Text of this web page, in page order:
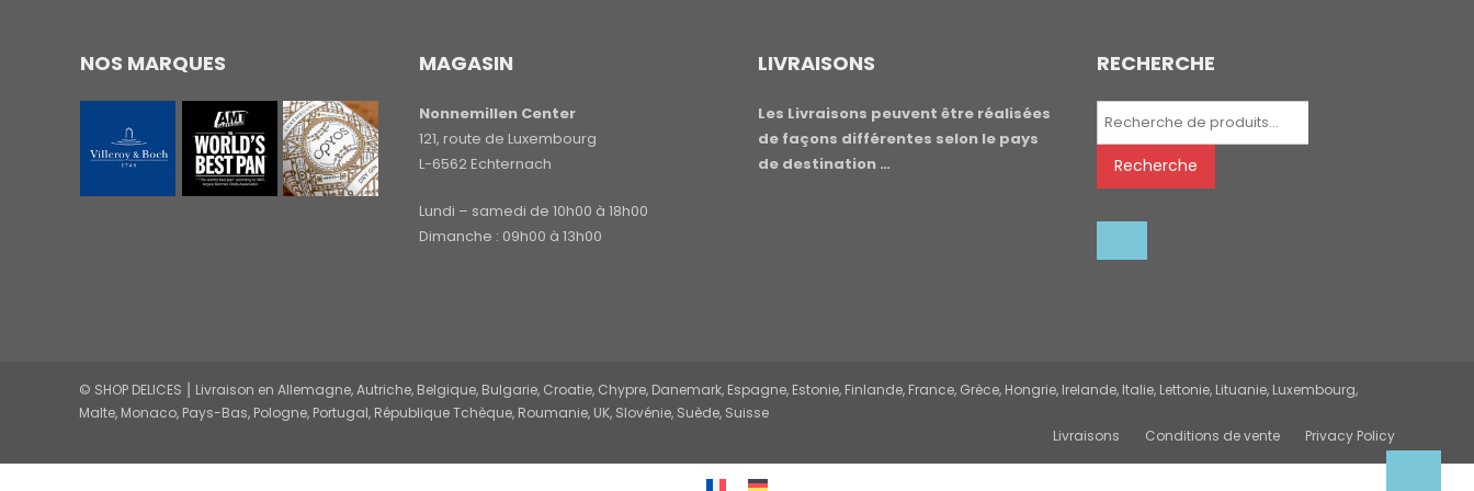
NOS MARQUES MAGASIN
Nonnemillen Center
121, route de Luxembourg
L-6562 Echternach
Lundi – samedi de 10h00 à 18h00
Dimanche : 09h00 à 13h00
LIVRAISONS
Les Livraisons peuvent être réalisées
de façons différentes selon le pays
de destination …
RECHERCHE
Recherche
Recherche
© SHOP DELICES ⎮ Livraison en Allemagne, Autriche, Belgique, Bulgarie, Croatie, Chypre, Danemark, Espagne, Estonie, Finlande, France, Grèce, Hongrie, Irelande, Italie, Lettonie, Lituanie, Luxembourg,
Malte, Monaco, Pays-Bas, Pologne, Portugal, République Tchèque, Roumanie, UK, Slovénie, Suède, Suisse
Livraisons
Conditions de vente Privacy Policy